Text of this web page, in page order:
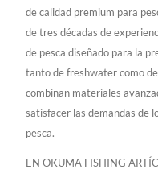
de calidad premium para
de tres décadas de
de pesca diseñado para la
tanto de freshwater como
combinan materiales
satisfacer las demandas de
pesca.
EN OKUMA FISHING